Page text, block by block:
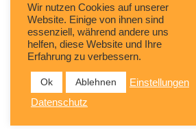
Wir nutzen Cookies auf unserer
Website. Einige von ihnen sind
essenziell, während andere uns
helfen, diese Website und Ihre
Erfahrung zu verbessern.
Ok Ablehnen
Einstellungen
Datenschutz